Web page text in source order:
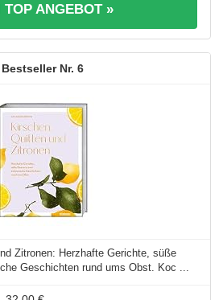
TOP ANGEBOT »
6
Zitronen: Herzhafte Gerichte, süße
Geschichten rund ums Obst. Koc ...